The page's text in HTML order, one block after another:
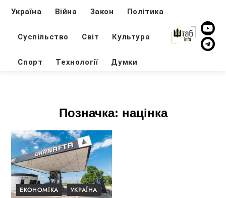
Україна Війна Закон Політика
Суспільство Світ Культура
Спорт Технології Думки
Позначка: націнка
ЕКОНОМІКА УКРАЇНА